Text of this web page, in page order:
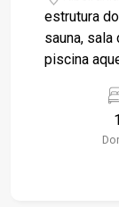
estrutura
sauna, sala
piscina
vaga
1